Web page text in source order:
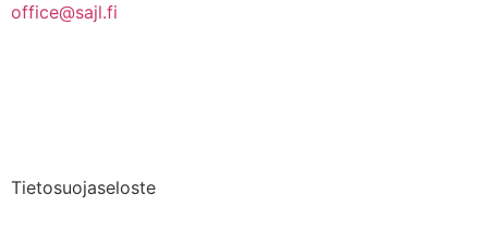
office@sajl.fi
Tietosuojaseloste